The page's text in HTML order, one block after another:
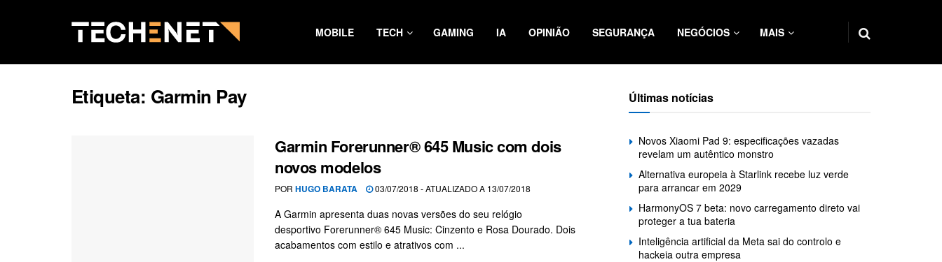
MOBILE TECH GAMING IA OPINIÃO SEGURANÇA NEGÓCIOS MAIS
Etiqueta: Garmin Pay
Garmin Forerunner® 645 Music com dois
novos modelos
POR HUGO BARATA 03/07/2018 - ATUALIZADO A 13/07/2018
A Garmin apresenta duas novas versões do seu relógio
desportivo Forerunner® 645 Music: Cinzento e Rosa Dourado. Dois
acabamentos com estilo e atrativos com ...
Últimas notícias
Novos Xiaomi Pad 9: especificações vazadas
revelam um autêntico monstro
Alternativa europeia à Starlink recebe luz verde
para arrancar em 2029
HarmonyOS 7 beta: novo carregamento direto vai
proteger a tua bateria
Inteligência artificial da Meta sai do controlo e
hackeia outra empresa